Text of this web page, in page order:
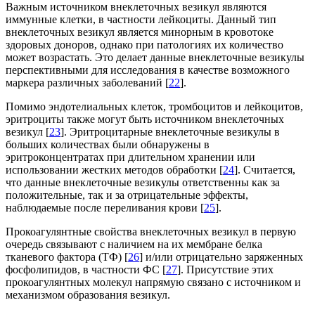
Важным источником внеклеточных везикул являются
иммунные клетки, в частности лейкоциты. Данный тип
внеклеточных везикул является минорным в кровотоке
здоровых доноров, однако при патологиях их количество
может возрастать. Это делает данные внеклеточные везикулы
перспективными для исследования в качестве возможного
маркера различных заболеваний [22].
Помимо эндотелиальных клеток, тромбоцитов и лейкоцитов,
эритроциты также могут быть источником внеклеточных
везикул [23]. Эритроцитарные внеклеточные везикулы в
больших количествах были обнаружены в
эритроконцентратах при длительном хранении или
использовании жестких методов обработки [24]. Считается,
что данные внеклеточные везикулы ответственны как за
положительные, так и за отрицательные эффекты,
наблюдаемые после переливания крови [25].
Прокоагулянтные свойства внеклеточных везикул в первую
очередь связывают с наличием на их мембране белка
тканевого фактора (ТФ) [26] и/или отрицательно заряженных
фосфолипидов, в частности ФС [27]. Присутствие этих
прокоагулянтных молекул напрямую связано с источником и
механизмом образования везикул.